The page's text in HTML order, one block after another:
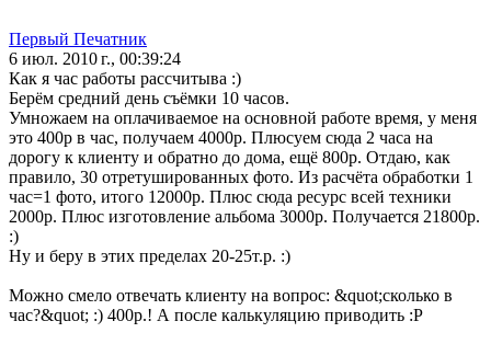
Первый Печатник
6 июл. 2010 г., 00:39:24
Как я час работы рассчитыва :)
Берём средний день съёмки 10 часов.
Умножаем на оплачиваемое на основной работе время, у меня
это 400р в час, получаем 4000р. Плюсуем сюда 2 часа на
дорогу к клиенту и обратно до дома, ещё 800р. Отдаю, как
правило, 30 отретушированных фото. Из расчёта обработки 1
час=1 фото, итого 12000р. Плюс сюда ресурс всей техники
2000р. Плюс изготовление альбома 3000р. Получается 21800р.
:)
Ну и беру в этих пределах 20-25т.р. :)
Можно смело отвечать клиенту на вопрос: &quot;сколько в
час?&quot; :) 400р.! А после калькуляцию приводить :P